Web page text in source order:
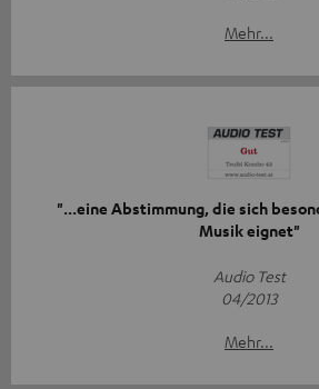
Mehr...
"...eine Abstimmung, die sich
Musik eignet"
Audio Test
04/2013
Mehr...